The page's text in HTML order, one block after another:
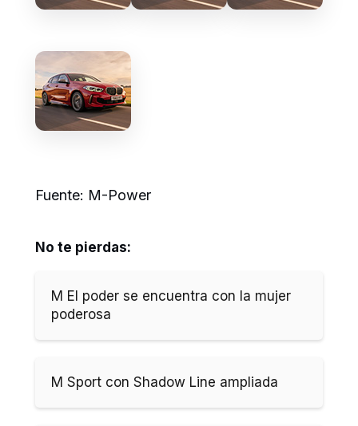
Fuente: M-Power
No te pierdas:
M El poder se encuentra con la mujer
poderosa
M Sport con Shadow Line ampliada